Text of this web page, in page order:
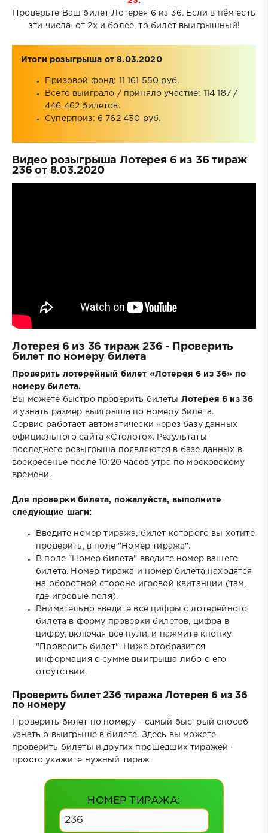
Проверьте Ваш билет Лотерея 6 из 36. Если в нём есть
эти числа, от 2х и более, то билет выигрышный!
Итоги розыгрыша от 8.03.2020
Призовой фонд: 11 161 550 руб.
Всего выиграло / приняло участие: 114 187 /
446 462 билетов.
Суперприз: 6 762 430 руб.
Видео розыгрыша Лотерея 6 из 36 тираж
236 от 8.03.2020
Лотерея 6 из 36 тираж 236 - Проверить
билет по номеру билета
Проверить лотерейный билет «Лотерея 6 из 36» по
номеру билета.
Вы можете быстро проверить билеты Лотерея 6 из 36
и узнать размер выигрыша по номеру билета.
Сервис работает автоматически через базу данных
официального сайта «Столото». Результаты
последнего розыгрыша появляются в базе данных в
воскресенье после 10:20 часов утра по московскому
времени.
Для проверки билета, пожалуйста, выполните
следующие шаги:
Введите номер тиража, билет которого вы хотите
проверить, в поле "Номер тиража".
В поле "Номер билета" введите номер вашего
билета. Номер тиража и номер билета находятся
на оборотной стороне игровой квитанции (там,
где игровые поля).
Внимательно введите все цифры с лотерейного
билета в форму проверки билетов, цифра в
цифру, включая все нули, и нажмите кнопку
"Проверить билет". Ниже отобразится
информация о сумме выигрыша либо о его
отсутствии.
Проверить билет 236 тиража Лотерея 6 из 36
по номеру
Проверить билет по номеру - самый быстрый способ
узнать о выигрыше в билете. Здесь вы можете
проверить билеты и других прошедших тиражей -
просто укажите нужный тираж.
НОМЕР ТИРАЖА: